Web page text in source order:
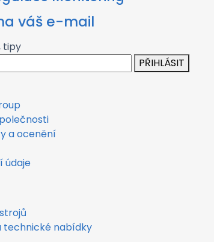
váš e-mail
tipy
PŘIHLÁSIT
a ocenění
údaje
technické nabídky